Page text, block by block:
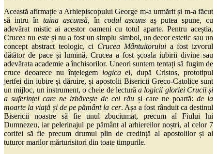
Această afirmație a Arhiepiscopului George m-a urmărit și m-a făcut
să intru în taina ascunsă,în codul ascuns aș putea spune, cu
adevărat mistic ai acestor oameni cu totul aparte. Pentru aceștia,
Crucea nu este și nu a fost un simplu simbol, un decor estetic sau un
concept abstract teologic, ci Crucea Mântuitoruluia fost izvorul
dătător de pace și lumină, Crucea a fost școala iubirii divine sau
adevărata academie a închisorilor. Uneori suntem tentați să fugim de
cruce deoarece nu înțelegem logicaei, după Cristos, prototipul
jertfei din iubire și dăruire, și apostolii Bisericii Greco-Catolice sunt
un mijloc, un instrument, o cheie de lectură a logicii gloriei Crucii și
a suferinței care ne izbăvește de cel rău și care ne poartă: de la
moarte la viață și de pe pământ la cer. Așa a fost rânduit ca destinul
Bisericii noastre să fie unul zbuciumat, precum al Fiului lui
Dumnezeu, iar pelerinajul pe pământ al arhiereilor noștri, al celor 7
corifei să fie precum drumul plin de credință al apostolilor și al
tuturor marilor mărturisitori din toate timpurile.